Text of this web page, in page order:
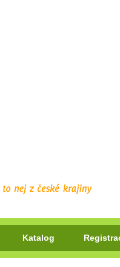
Katalog